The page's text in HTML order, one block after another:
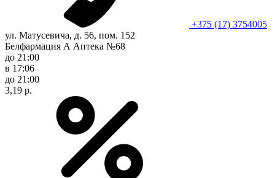
+375 (17) 3754005
ул. Матусевича, д. 56, пом. 152
Белфармация А Аптека №68
до 21:00
в 17:06
до 21:00
3,19 р.